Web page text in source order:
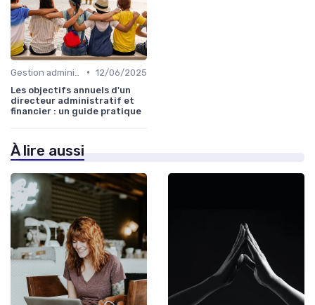
• 12/06/2025
Les objectifs annuels d'un
directeur administratif et
financier : un guide pratique
À lire aussi